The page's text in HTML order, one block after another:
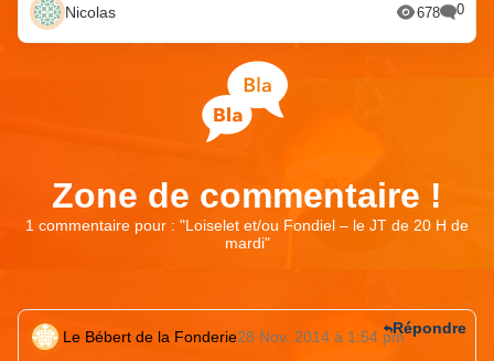
Nicolas 678 0
Zone de commentaire !
1 commentaire pour : "Loiselet et/ou Fondiel – le JT de 20 H de
mardi"
Le Bébert de la Fonderie28 Nov. 2014 à 1:54 pmRépondre